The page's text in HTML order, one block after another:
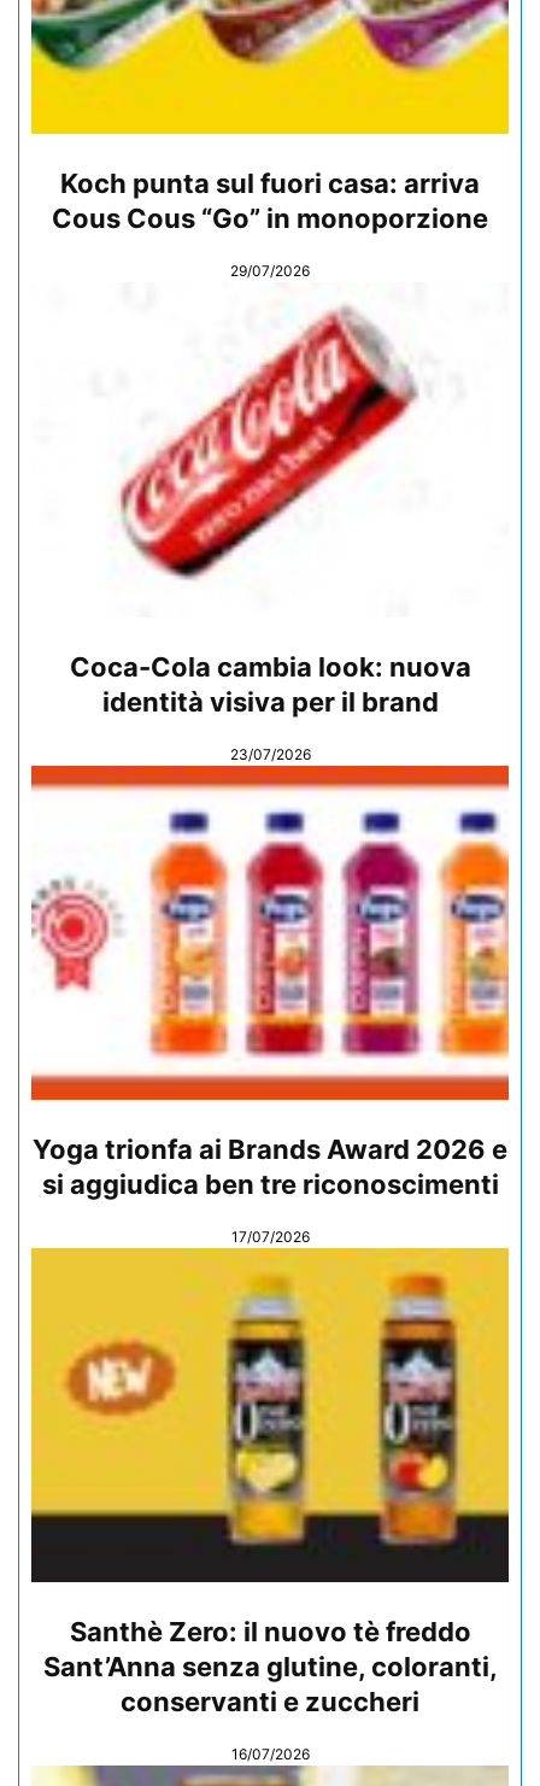
Koch punta sul fuori casa: arriva
Cous Cous “Go” in monoporzione
29/07/2026
Coca-Cola cambia look: nuova
identità visiva per il brand
23/07/2026
Yoga trionfa ai Brands Award 2026 e
si aggiudica ben tre riconoscimenti
17/07/2026
Santhè Zero: il nuovo tè freddo
Sant’Anna senza glutine, coloranti,
conservanti e zuccheri
16/07/2026